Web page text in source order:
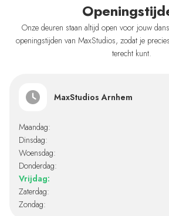
Onze deuren staan altijd open voor jouw
openingstijden van MaxStudios, zodat je
terecht kunt.
MaxStudios Arnhem
Maandag:
Dinsdag:
Woensdag:
Donderdag:
Vrijdag:
Zaterdag:
Zondag: